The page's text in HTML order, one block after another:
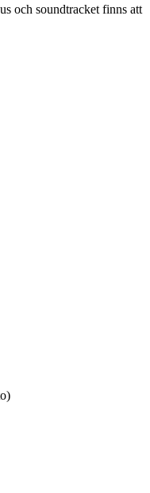
och soundtracket finns att